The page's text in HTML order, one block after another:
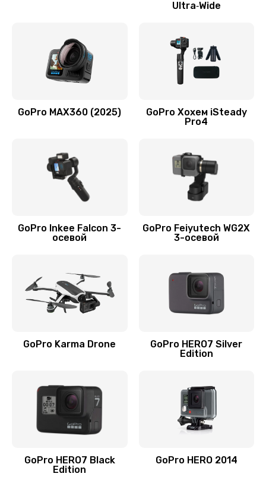
Ultra‑Wide
GoPro MAX360 (2025)
GoPro Хохем iSteady
Pro4
GoPro Inkee Falcon 3-
осевой
GoPro Feiyutech WG2X
3-осевой
GoPro Karma Drone
GoPro HERO7 Silver
Edition
GoPro HERO7 Black
Edition
GoPro HERO 2014